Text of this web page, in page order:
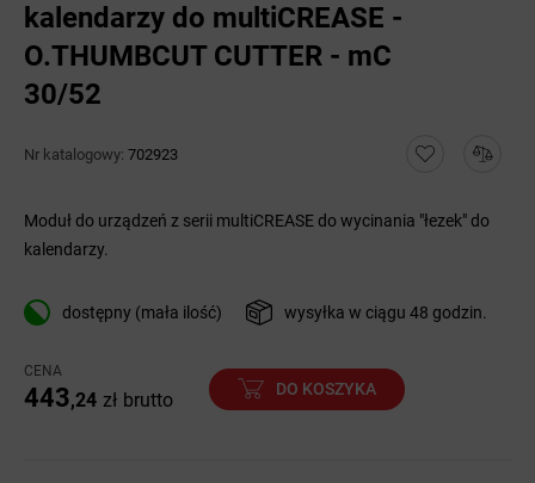
kalendarzy do multiCREASE -
O.THUMBCUT CUTTER - mC
30/52
Nr katalogowy: 702923
Moduł do urządzeń z serii multiCREASE do wycinania "łezek" do
kalendarzy.
dostępny (mała ilość) wysyłka w ciągu 48 godzin.
CENA
443,24 zł brutto
DO KOSZYKA